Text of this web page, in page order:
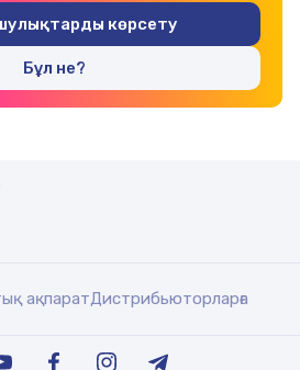
көрсету
Бұл не?
ақпаратДистрибьюторларға